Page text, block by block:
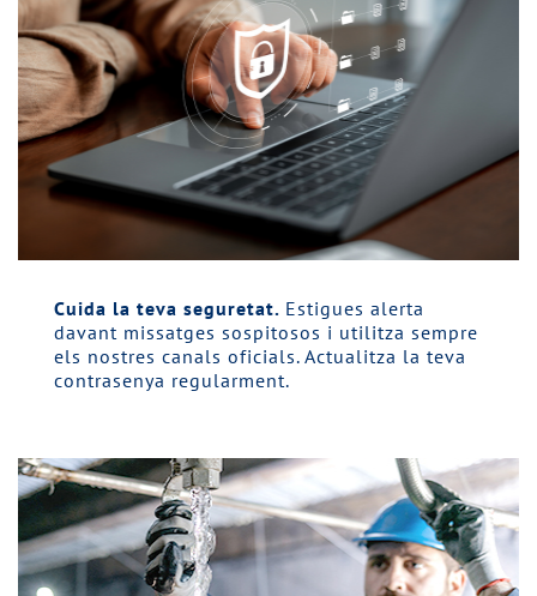
Cuida la teva seguretat. Estigues alerta
davant missatges sospitosos i utilitza sempre
els nostres canals oficials. Actualitza la teva
contrasenya regularment.